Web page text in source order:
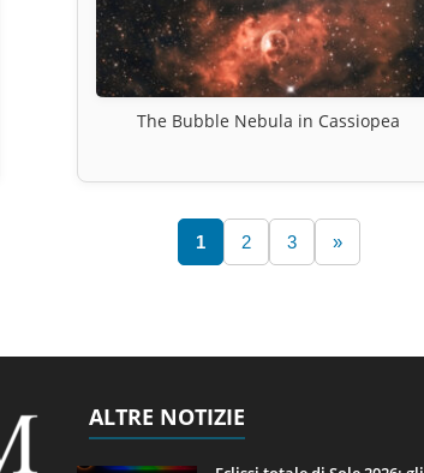
The Bubble Nebula in Cassiopea
1 2 3 »
ALTRE NOTIZIE